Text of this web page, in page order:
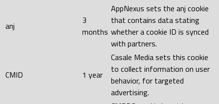
anj
3
months
AppNexus sets the anj cookie
that contains data stating
whether a cookie ID is synced
with partners.
CMID 1 year
Casale Media sets this cookie
to collect information on user
behavior, for targeted
advertising.